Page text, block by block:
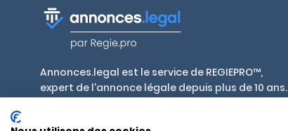
Annonces.legal est le service de REGIEPRO™,
expert de l'annonce légale depuis plus de 10 ans.